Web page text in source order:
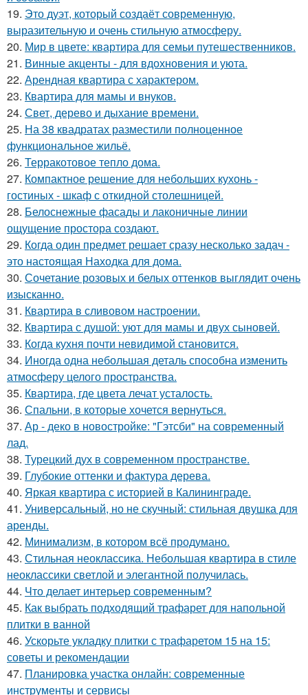
19. Это дуэт, который создаёт современную,
выразительную и очень стильную атмосферу.
20. Мир в цвете: квартира для семьи путешественников.
21. Винные акценты - для вдохновения и уюта.
22. Арендная квартира с характером.
23. Квартира для мамы и внуков.
24. Свет, дерево и дыхание времени.
25. На 38 квадратах разместили полноценное
функциональное жильё.
26. Терракотовое тепло дома.
27. Компактное решение для небольших кухонь -
гостиных - шкаф с откидной столешницей.
28. Белоснежные фасады и лаконичные линии
ощущение простора создают.
29. Когда один предмет решает сразу несколько задач -
это настоящая Находка для дома.
30. Сочетание розовых и белых оттенков выглядит очень
изысканно.
31. Квартира в сливовом настроении.
32. Квартира с душой: уют для мамы и двух сыновей.
33. Когда кухня почти невидимой становится.
34. Иногда одна небольшая деталь способна изменить
атмосферу целого пространства.
35. Квартира, где цвета лечат усталость.
36. Спальни, в которые хочется вернуться.
37. Ар - деко в новостройке: "Гэтсби" на современный
лад.
38. Турецкий дух в современном пространстве.
39. Глубокие оттенки и фактура дерева.
40. Яркая квартира с историей в Калининграде.
41. Универсальный, но не скучный: стильная двушка для
аренды.
42. Минимализм, в котором всё продумано.
43. Стильная неоклассика. Небольшая квартира в стиле
неоклассики светлой и элегантной получилась.
44. Что делает интерьер современным?
45. Как выбрать подходящий трафарет для напольной
плитки в ванной
46. Ускорьте укладку плитки с трафаретом 15 на 15:
советы и рекомендации
47. Планировка участка онлайн: современные
инструменты и сервисы